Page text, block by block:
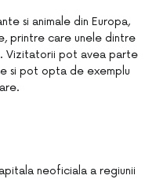
si animale din Europa,
printre care unele dintre
Vizitatorii pot avea parte
si pot opta de exemplu
neoficiala a regiunii